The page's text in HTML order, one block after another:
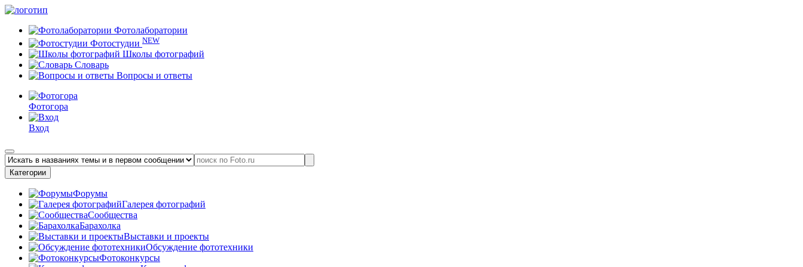
Фотолаборатории
Фотостудии NEW
Школы фотографий
Словарь
Вопросы и ответы
Фотогора
Вход
Категории
Форумы
Галерея фотографий
Сообщества
Барахолка
Выставки и проекты
Обсуждение фототехники
Фотоконкурсы